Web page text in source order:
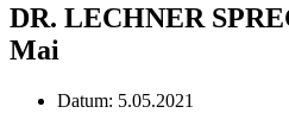
DR. LECHNER
Mai
Datum: 5.05.2021